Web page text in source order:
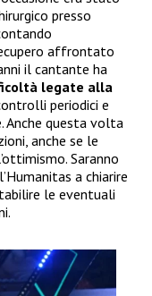
presso
affrontato
il cantante ha
legate alla
periodici e
Anche questa volta
anche se le
Saranno
a chiarire
le eventuali